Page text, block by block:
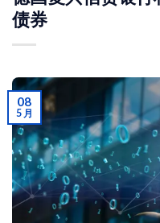
债券
08
5 月